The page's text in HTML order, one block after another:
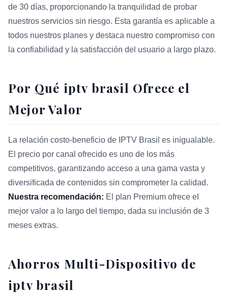
de 30 días, proporcionando la tranquilidad de probar
nuestros servicios sin riesgo. Esta garantía es aplicable a
todos nuestros planes y destaca nuestro compromiso con
la confiabilidad y la satisfacción del usuario a largo plazo.
Por Qué iptv brasil Ofrece el
Mejor Valor
La relación costo-beneficio de IPTV Brasil es inigualable.
El precio por canal ofrecido es uno de los más
competitivos, garantizando acceso a una gama vasta y
diversificada de contenidos sin comprometer la calidad.
Nuestra recomendación: El plan Premium ofrece el
mejor valor a lo largo del tiempo, dada su inclusión de 3
meses extras.
Ahorros Multi-Dispositivo de
iptv brasil